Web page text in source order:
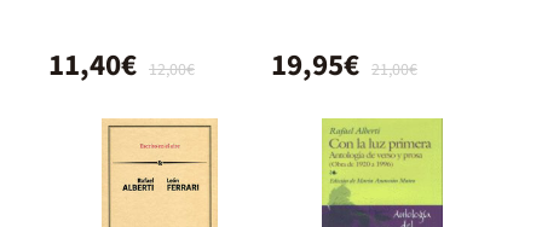
12,00€
11,40€ 21,00€
19,95€